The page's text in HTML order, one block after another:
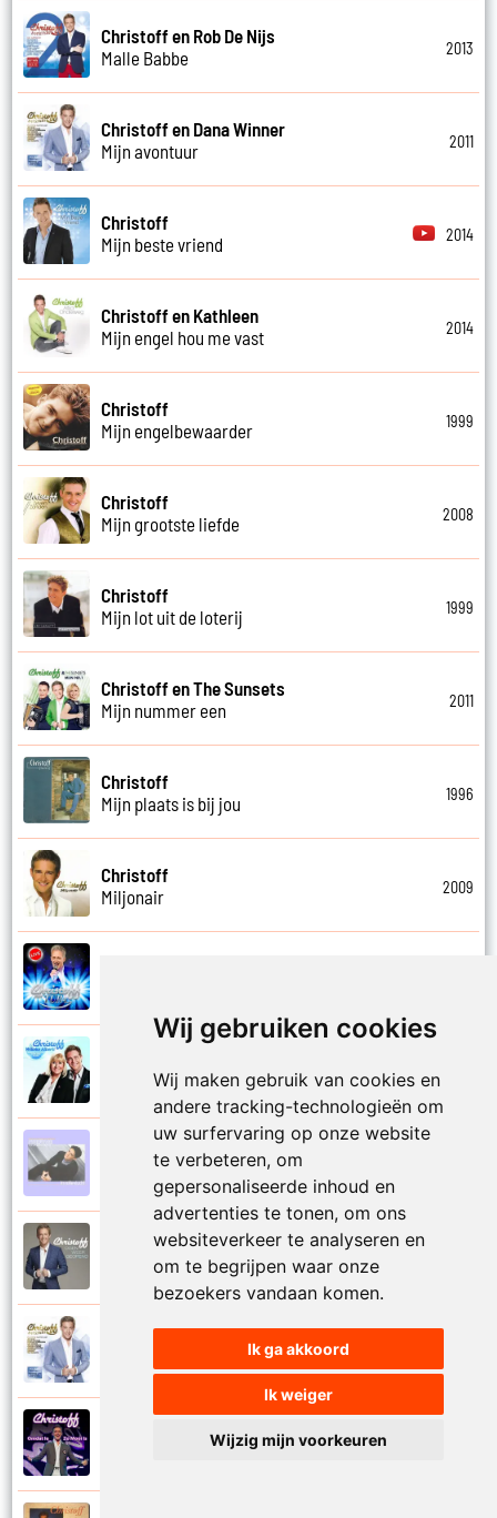
Wij gebruiken cookies
Wij maken gebruik van cookies en
andere tracking-technologieën om
uw surfervaring op onze website
te verbeteren, om
gepersonaliseerde inhoud en
advertenties te tonen, om ons
websiteverkeer te analyseren en
om te begrijpen waar onze
bezoekers vandaan komen.
Ik ga akkoord
Ik weiger
Wijzig mijn voorkeuren
Christoff en Rob De Nijs
Malle Babbe
2013
Christoff en Dana Winner
Mijn avontuur
2011
Christoff
Mijn beste vriend
2014
Christoff en Kathleen
Mijn engel hou me vast
2014
Christoff
Mijn engelbewaarder
1999
Christoff
Mijn grootste liefde
2008
Christoff
Mijn lot uit de loterij
1999
Christoff en The Sunsets
Mijn nummer een
2011
Christoff
Mijn plaats is bij jou
1996
Christoff
Miljonair
2009
Niemand laat zijn eigen kind alleen
Christoff
Christoff
Ogen weer geopend
Christoff en Florian Silbereisen
Omdat ie zo mooi is
Omdat ie zo mooi is